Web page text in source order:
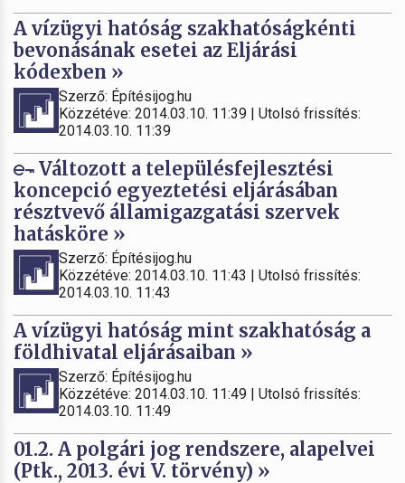
A vízügyi hatóság szakhatóságkénti
bevonásának esetei az Eljárási
kódexben »
Szerző: Építésijog.hu
Közzétéve: 2014.03.10. 11:39 | Utolsó frissítés:
2014.03.10. 11:39
Változott a településfejlesztési
koncepció egyeztetési eljárásában
résztvevő államigazgatási szervek
hatásköre »
Szerző: Építésijog.hu
Közzétéve: 2014.03.10. 11:43 | Utolsó frissítés:
2014.03.10. 11:43
A vízügyi hatóság mint szakhatóság a
földhivatal eljárásaiban »
Szerző: Építésijog.hu
Közzétéve: 2014.03.10. 11:49 | Utolsó frissítés:
2014.03.10. 11:49
01.2. A polgári jog rendszere, alapelvei
(Ptk., 2013. évi V. törvény) »